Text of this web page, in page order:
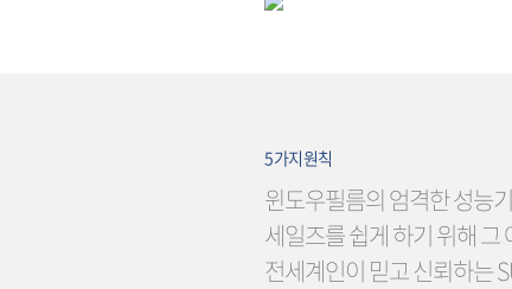
5가지원칙
윈도우필름의 엄격한 성능
세일즈를 쉽게 하기 위해
전세계인이 믿고 신뢰하는